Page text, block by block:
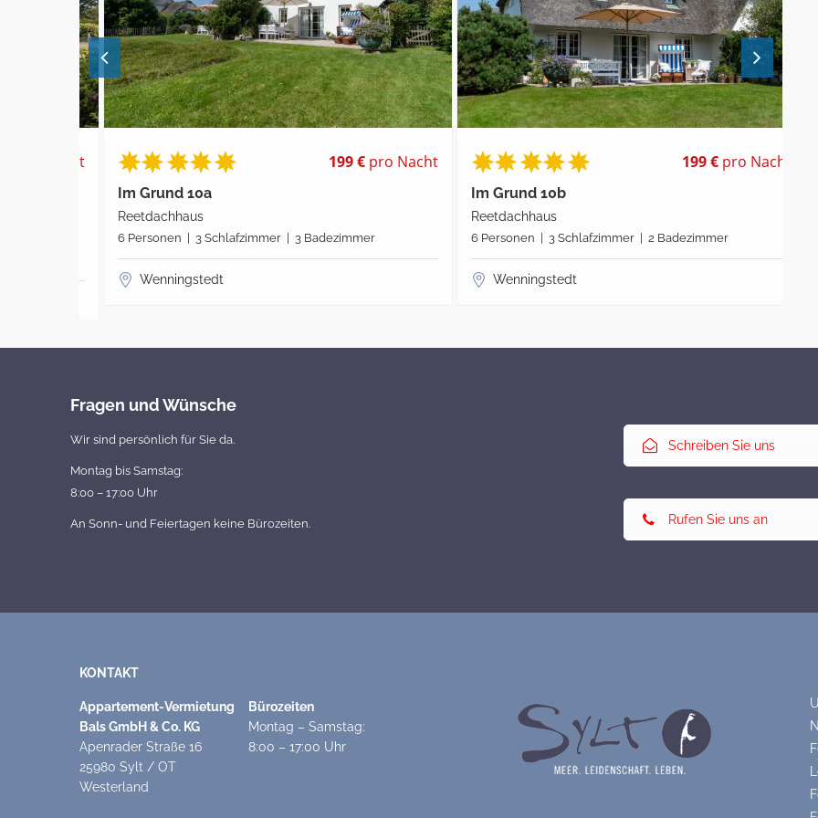
199 €pro Nacht
Im Grund 10a
Reetdachhaus
6 Personen | 3 Schlafzimmer | 3 Badezimmer
Wenningstedt
199 €pro Nacht
Im Grund 10b
Reetdachhaus
6 Personen | 3 Schlafzimmer | 2 Badezimmer
Wenningstedt
Fragen und Wünsche
Wir sind persönlich für Sie da.
Montag bis Samstag:
8:00 – 17:00 Uhr
An Sonn- und Feiertagen keine Bürozeiten.
Schreiben Sie uns
Rufen Sie uns an
KONTAKT
Appartement-Vermietung
Bals GmbH & Co. KG
Apenrader Straße 16
25980 Sylt / OT
Westerland
Bürozeiten
Montag – Samstag:
8:00 – 17:00 Uhr